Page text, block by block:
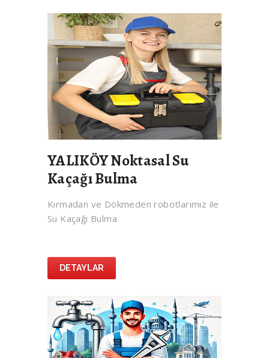
YALIKÖY Noktasal Su
Kaçağı Bulma
Kırmadan ve Dökmeden robotlarımız ile
Su Kaçağı Bulma
DETAYLAR